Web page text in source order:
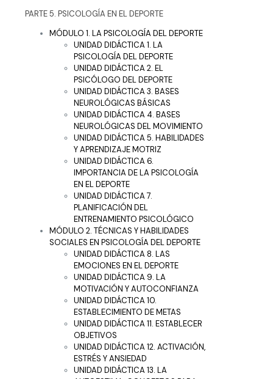
PARTE 5. PSICOLOGÍA EN EL DEPORTE
MÓDULO 1. LA PSICOLOGÍA DEL DEPORTE
UNIDAD DIDÁCTICA 1. LA
PSICOLOGÍA DEL DEPORTE
UNIDAD DIDÁCTICA 2. EL
PSICÓLOGO DEL DEPORTE
UNIDAD DIDÁCTICA 3. BASES
NEUROLÓGICAS BÁSICAS
UNIDAD DIDÁCTICA 4. BASES
NEUROLÓGICAS DEL MOVIMIENTO
UNIDAD DIDÁCTICA 5. HABILIDADES
Y APRENDIZAJE MOTRIZ
UNIDAD DIDÁCTICA 6.
IMPORTANCIA DE LA PSICOLOGÍA
EN EL DEPORTE
UNIDAD DIDÁCTICA 7.
PLANIFICACIÓN DEL
ENTRENAMIENTO PSICOLÓGICO
MÓDULO 2. TÉCNICAS Y HABILIDADES
SOCIALES EN PSICOLOGÍA DEL DEPORTE
UNIDAD DIDÁCTICA 8. LAS
EMOCIONES EN EL DEPORTE
UNIDAD DIDÁCTICA 9. LA
MOTIVACIÓN Y AUTOCONFIANZA
UNIDAD DIDÁCTICA 10.
ESTABLECIMIENTO DE METAS
UNIDAD DIDÁCTICA 11. ESTABLECER
OBJETIVOS
UNIDAD DIDÁCTICA 12. ACTIVACIÓN,
ESTRÉS Y ANSIEDAD
UNIDAD DIDÁCTICA 13. LA